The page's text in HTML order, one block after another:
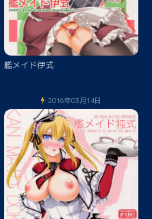
艦メイド伊式
2016年03月14日